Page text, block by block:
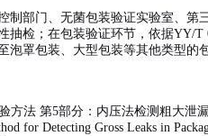
制部门、无菌包装验证实验室、
检；在包装验证环节，依据YY/
罩包装、大型包装等其他类型的
方法 第5部分：内压法检测粗大泄
for Detecting Gross Leaks in